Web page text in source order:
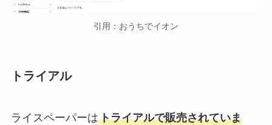
引用：おうちでイオン
トライアル
ライスペーパーはトライアルで販売されていま